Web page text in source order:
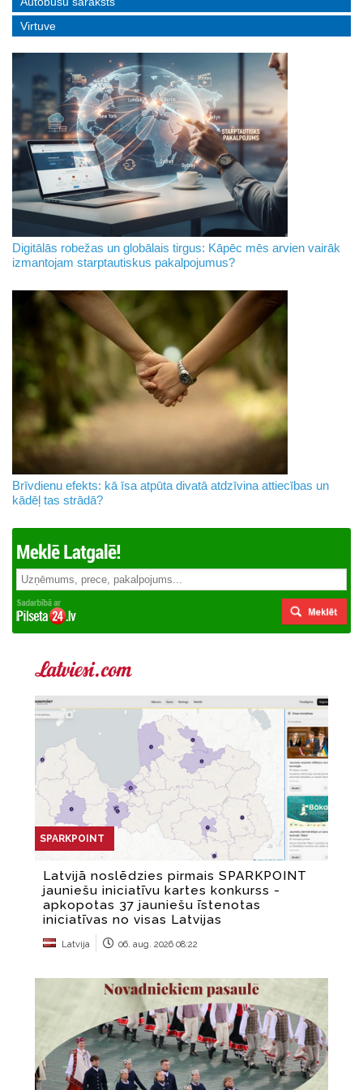
Virtuve
Digitālās robežas un globālais tirgus: Kāpēc mēs arvien vairāk
izmantojam starptautiskus pakalpojumus?
Brīvdienu efekts: kā īsa atpūta divatā atdzīvina attiecības un
kādēļ tas strādā?